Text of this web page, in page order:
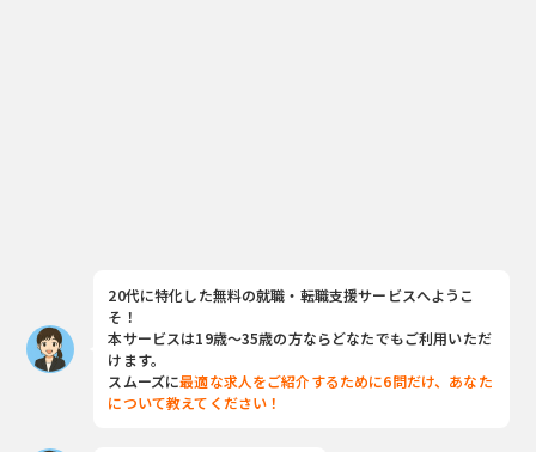
20代に特化した無料の就職・転職支援サービスへようこ
そ！
本サービスは19歳～35歳の方ならどなたでもご利用いただ
けます。
スムーズに最適な求人をご紹介するために6問だけ、あなた
について教えてください！